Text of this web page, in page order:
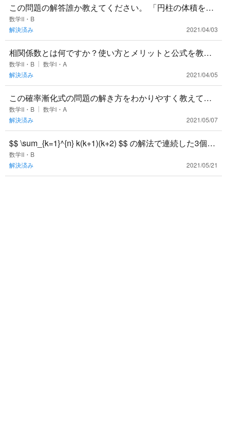
この問題の解答誰か教えてください。 「円柱の体積を
V、表面積をS、高さをh、底面の半径をrとする。 （１）
Vをh、rで表
数学Ⅱ・B
解決済み
2021/04/03
相関係数とは何ですか？使い方とメリットと公式を教え
てほしいです。
数学Ⅱ・B
数学Ⅰ・A
解決済み
2021/04/05
この確率漸化式の問題の解き方をわかりやすく教えてく
ださい！（１）ができれば（２）もできるのですが、
（２）にいつもたどり着けません......
数学Ⅱ・B
数学Ⅰ・A
解決済み
2021/05/07
$$ \sum_{k=1}^{n} k(k+1)(k+2) $$ の解法で連続した3個の
積の和は4個の積の差を利用するこ
数学Ⅱ・B
解決済み
2021/05/21